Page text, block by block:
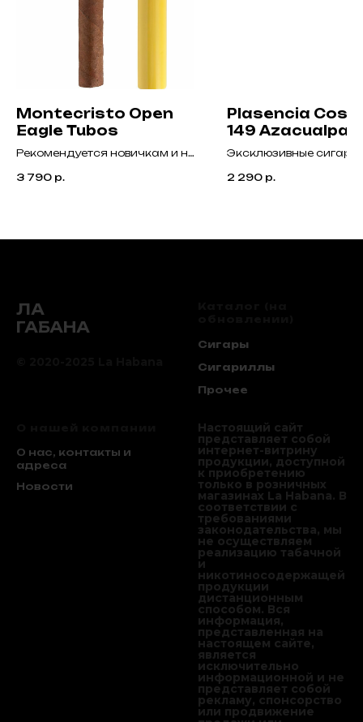
Montecristo Open
Eagle Tubos
Рекомендуется новичкам и не
многогранности букета
3 790 р.
Plasenсia
149 Azacualpa
Эксклюзивные сигары
кедра, кожи, кофе и
2 290 р.
ЛА
ГАБАНА
Сигары
Сигариллы
Прочее
О нас, контакты и
адреса
Новости
Настоящий сайт
представляет собой
интернет-витрину
продукции, доступной
к приобретению
только в розничных
магазинах La Habana. В
соответствии с
требованиями
законодательства, мы
не осуществляем
реализацию табачной
и
никотиносодержащей
продукции
дистанционным
способом. Вся
информация,
представленная на
настоящем сайте,
является
исключительно
информационной и не
представляет собой
рекламу, спонсорство
или продвижение